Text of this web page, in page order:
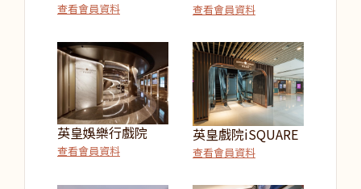
查看會員資料 查看會員資料
英皇娛樂行戲院
查看會員資料
英皇戲院iSQUARE
查看會員資料